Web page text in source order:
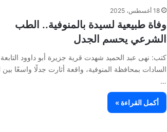
18 أغسطس، 2025
وفاة طبيعية لسيدة بالمنوفية.. الطب
الشرعي يحسم الجدل
كتب: نهى عبد الحميد شهدت قرية جزيرة أبو داوود
السادات بمحافظة المنوفية، واقعة أثارت جدلًا واسعًا بين
…
أكمل القراءة »